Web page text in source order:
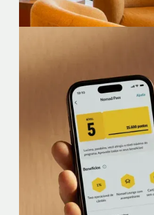
Nomad Lounge
Sala VIP no Aeroporto de